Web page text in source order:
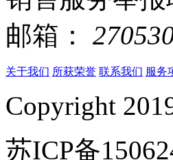
邮箱：
关于我们 所获荣誉 联系我们 服务
Copyright
苏ICP备